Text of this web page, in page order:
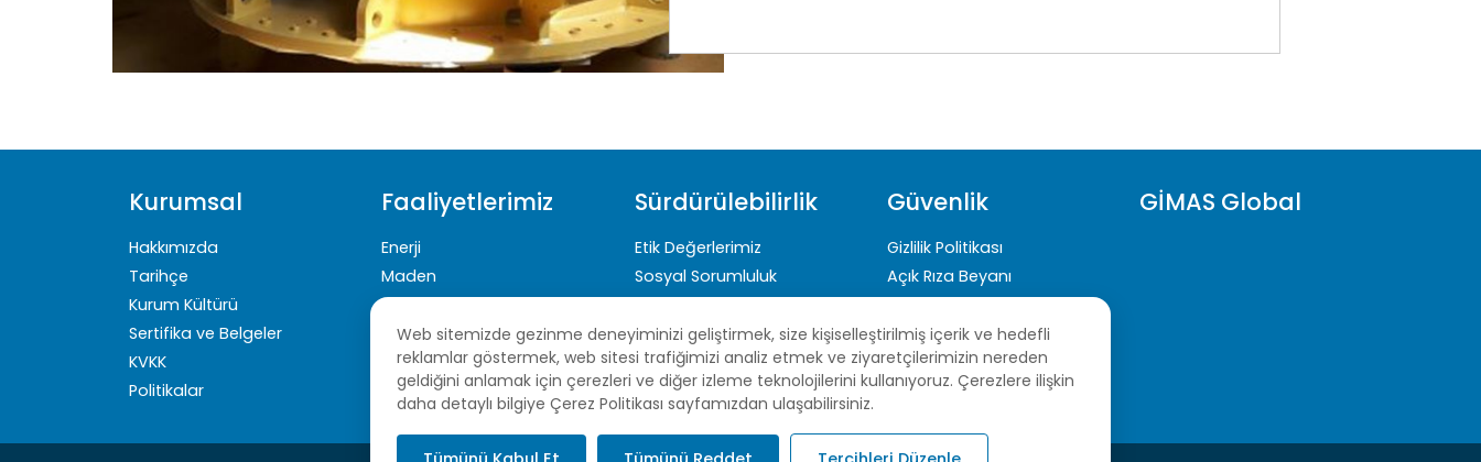
Web sitemizde gezinme deneyiminizi geliştirmek, size kişiselleştirilmiş içerik ve hedefli
reklamlar göstermek, web sitesi trafiğimizi analiz etmek ve ziyaretçilerimizin nereden
geldiğini anlamak için çerezleri ve diğer izleme teknolojilerini kullanıyoruz. Çerezlere ilişkin
daha detaylı bilgiye Çerez Politikası sayfamızdan ulaşabilirsiniz.
Kurumsal
Hakkımızda
Tarihçe
Kurum Kültürü
Sertifika ve Belgeler
KVKK
Politikalar
Faaliyetlerimiz
Enerji
Maden
Çimento
Sürdürülebilirlik
Etik Değerlerimiz
Sosyal Sorumluluk
Sürdürülebilirlik Raporları
Güvenlik
Gizlilik Politikası
Açık Rıza Beyanı
KVKK
Site Haritası
GİMAS Global